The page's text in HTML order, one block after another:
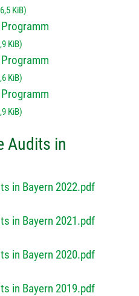
KiB)
KiB)
KiB)
KiB)
Audits in
in Bayern 2022.pdf
in Bayern 2021.pdf
in Bayern 2020.pdf
in Bayern 2019.pdf